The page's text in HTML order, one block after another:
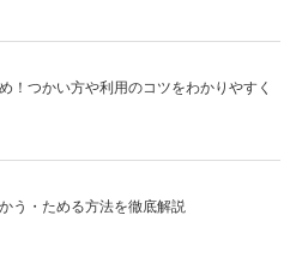
！つかい方や利用のコツをわかりやすく
う・ためる方法を徹底解説